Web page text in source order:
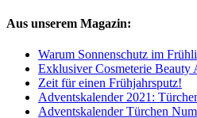
Aus unserem Magazin:
Warum Sonnenschutz im
Exklusiver Cosmeterie Beauty
Zeit für einen Frühjahrsputz!
Adventskalender 2021:
Adventskalender Türchen